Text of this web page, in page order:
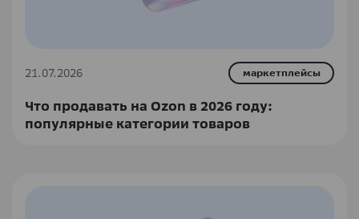
21.07.2026 маркетплейсы
Что продавать на Ozon в 2026 году:
популярные категории товаров